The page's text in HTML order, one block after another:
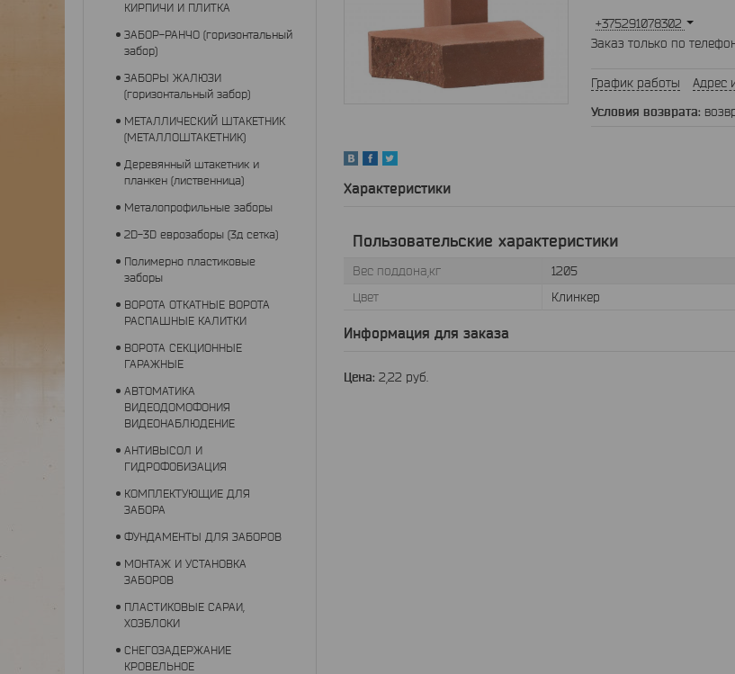
+375291078302
Заказ только по
График работы
Адрес
Характеристики
Пользовательские характеристики
Вес поддона,кг
1205
Цвет
Клинкер
Информация для заказа
Цена: 2,22 руб.
КИРПИЧИ И ПЛИТКА
ЗАБОР-РАНЧО (горизонтальный
забор)
ЗАБОРЫ ЖАЛЮЗИ
(горизонтальный забор)
МЕТАЛЛИЧЕСКИЙ ШТАКЕТНИК
(МЕТАЛЛОШТАКЕТНИК)
Деревянный штакетник и
планкен (лиственница)
Металопрофильные заборы
2D-3D еврозаборы (3д сетка)
Полимерно пластиковые
заборы
ВОРОТА ОТКАТНЫЕ ВОРОТА
РАСПАШНЫЕ КАЛИТКИ
ВОРОТА СЕКЦИОННЫЕ
ГАРАЖНЫЕ
АВТОМАТИКА
ВИДЕОДОМОФОНИЯ
ВИДЕОНАБЛЮДЕНИЕ
АНТИВЫСОЛ И
ГИДРОФОБИЗАЦИЯ
КОМПЛЕКТУЮЩИЕ ДЛЯ
ЗАБОРА
ФУНДАМЕНТЫ ДЛЯ ЗАБОРОВ
МОНТАЖ И УСТАНОВКА
ЗАБОРОВ
ПЛАСТИКОВЫЕ САРАИ,
ХОЗБЛОКИ
СНЕГОЗАДЕРЖАНИЕ
КРОВЕЛЬНОЕ